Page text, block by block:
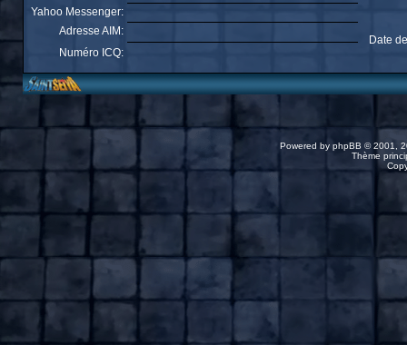
Date
Yahoo Messenger:
Adresse AIM:
Numéro ICQ:
Powered by phpBB © 2001,
Thème